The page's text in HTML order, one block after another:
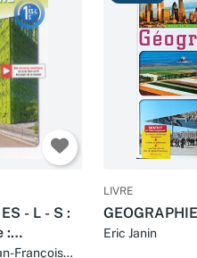
- L - S :
:
François
LIVRE
Eric Janin